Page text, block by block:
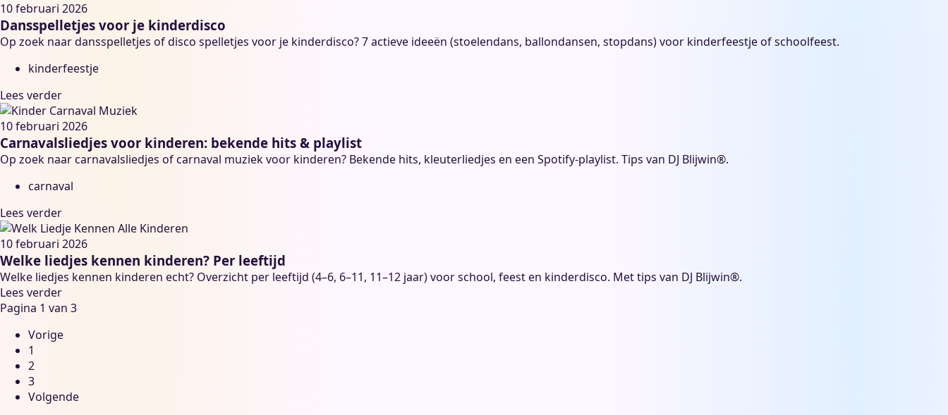
10 februari 2026
Dansspelletjes voor je kinderdisco
Op zoek naar dansspelletjes of disco spelletjes voor je kinderdisco? 7 actieve ideeën (stoelendans, ballondansen, stopdans) voor kinderfeestje of schoolfeest.
kinderfeestje
Lees verder
10 februari 2026
Carnavalsliedjes voor kinderen: bekende hits & playlist
Op zoek naar carnavalsliedjes of carnaval muziek voor kinderen? Bekende hits, kleuterliedjes en een Spotify-playlist. Tips van DJ Blijwin®.
carnaval
Lees verder
10 februari 2026
Welke liedjes kennen kinderen? Per leeftijd
Welke liedjes kennen kinderen echt? Overzicht per leeftijd (4–6, 6–11, 11–12 jaar) voor school, feest en kinderdisco. Met tips van DJ Blijwin®.
Lees verder
Pagina 1 van 3
Vorige
1
2
3
Volgende